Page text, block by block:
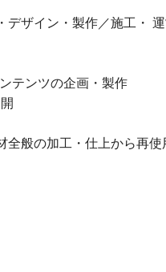
ザイン・製作／施工・
テンツの企画・製作
般の加工・仕上から再使